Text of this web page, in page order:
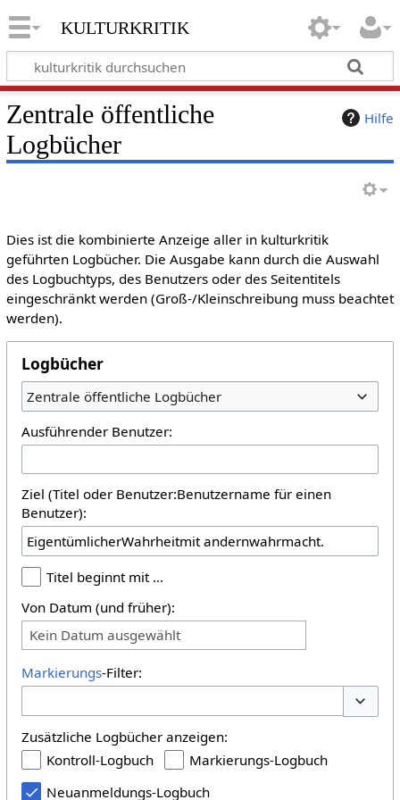
kulturkritik
Hilfe
Zentrale öffentliche
Logbücher
Dies ist die kombinierte Anzeige aller in kulturkritik
geführten Logbücher. Die Ausgabe kann durch die Auswahl
des Logbuchtyps, des Benutzers oder des Seitentitels
eingeschränkt werden (Groß-/Kleinschreibung muss beachtet
werden).
Logbücher
Zentrale öffentliche Logbücher
Ausführender Benutzer:
Ziel (Titel oder Benutzer:Benutzername für einen
Benutzer):
Titel beginnt mit …
Von Datum (und früher):
Kein Datum ausgewählt
Markierungs-Filter:
Zusätzliche Logbücher anzeigen:
Kontroll-Logbuch
Markierungs-Logbuch
Neuanmeldungs-Logbuch